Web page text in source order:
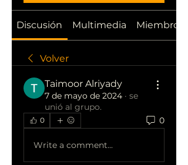
Discusión Multimedia Miembros
Volver
Taimoor Alriyady
7 de mayo de 2024 · se
unió al grupo.
0 0
Write a comment...